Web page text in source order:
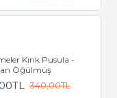
Kırık Pusula -
Öğülmüş
340,00TL